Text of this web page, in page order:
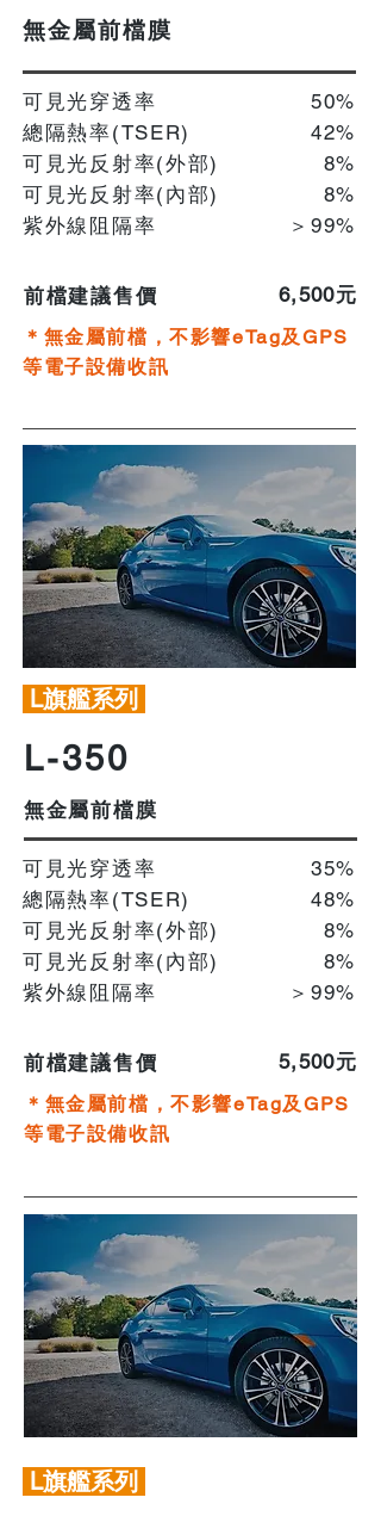
無金屬前檔膜
可見光穿透率
總隔熱率(TSER)
可見光反射率(外部)
可見光反射率(內部)
紫外線阻隔率
50%
42%
8%
​8%
＞99%
前檔建議售價 ​6,500元
＊無金屬前檔，不影響eTag及GPS
等電子設備收訊
L旗艦系列
L-350
無金屬前檔膜
可見光穿透率
總隔熱率(TSER)
可見光反射率(外部)
可見光反射率(內部)
紫外線阻隔率
35%
48%
8%
​8%
＞99%
前檔建議售價 ​5,500元
＊無金屬前檔，不影響eTag及GPS
等電子設備收訊
L旗艦系列